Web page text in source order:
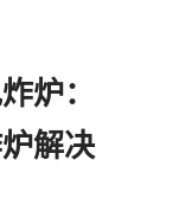
炉：
解决